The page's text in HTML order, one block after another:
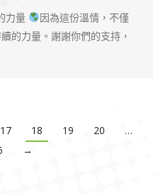
力量
因為這份溫情，不僅
的力量。謝謝你們的支持，
17 18 19 20
…
→